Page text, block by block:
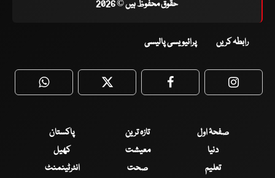
حقوق محفوظ ہیں © 2026
رابطہ کریں پرائیویسی پالیسی
WhatsApp Twitter Facebook
صفحۂ اول تازہ ترین
پاکستان
دنیا
معیشت
کھیل
تعلیم
صحت انٹرٹینمنٹ